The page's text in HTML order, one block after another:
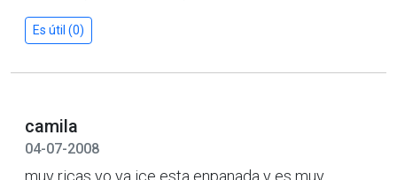
Es útil (0)
camila
04-07-2008
muy ricas yo ya ice esta enpanada y es muy